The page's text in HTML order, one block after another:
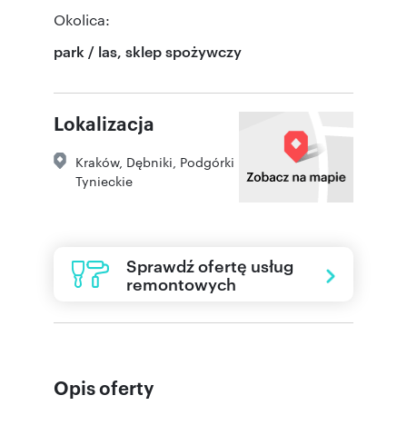
Okolica:
park / las, sklep spożywczy
Lokalizacja
Kraków, Dębniki Podgórki
Tynieckie
Sprawdź ofertę usług
remontowych
Opis oferty